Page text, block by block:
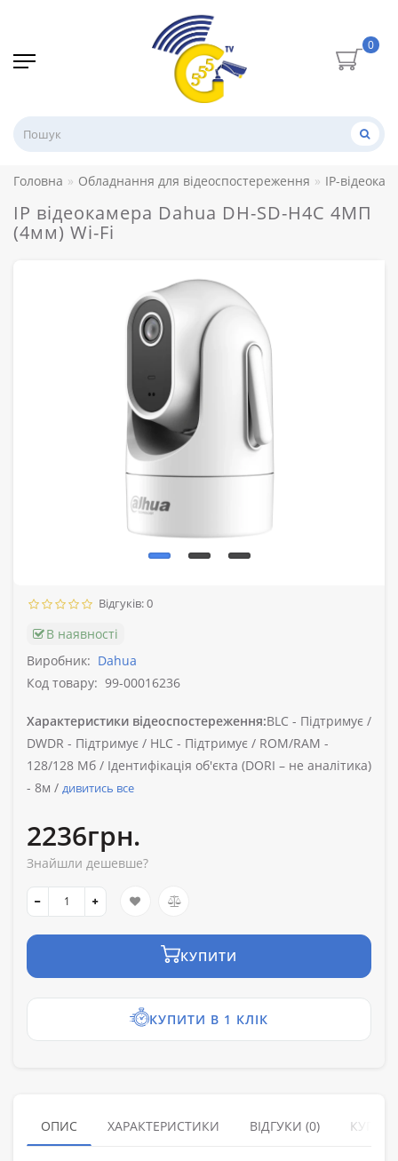
0
Головна Обладнання для відеоспостереження IP-
IP відеокамера Dahua DH-SD-H4C 4МП
(4мм) Wi-Fi
Відгуків: 0
В наявності
Виробник: Dahua
Код товару: 99-00016236
Характеристики відеоспостереження:BLC - Підтримує /
DWDR - Підтримує / HLC - Підтримує / ROM/RAM -
128/128 Мб / Ідентифікація об'єкта (DORI – не аналітика)
- 8м / дивитись все
2236грн.
Знайшли дешевше?
КУПИТИ
КУПИТИ В 1 КЛІК
ОПИС ХАРАКТЕРИСТИКИ ВІДГУКИ (0)